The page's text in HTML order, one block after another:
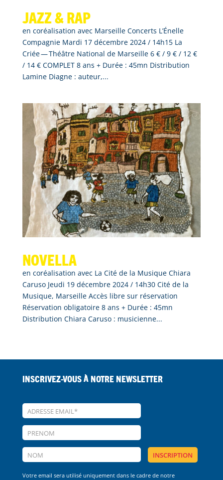
Jazz & Rap
en coréalisation avec Marseille Concerts L’Énelle
Compagnie Mardi 17 décembre 2024 / 14h15 La
Criée — Théâtre National de Marseille 6 € / 9 € / 12 €
/ 14 € COMPLET 8 ans + Durée : 45mn Distribution
Lamine Diagne : auteur,...
Novella
en coréalisation avec La Cité de la Musique Chiara
Caruso Jeudi 19 décembre 2024 / 14h30 Cité de la
Musique, Marseille Accès libre sur réservation
Réservation obligatoire 8 ans + Durée : 45mn
Distribution Chiara Caruso : musicienne...
Inscrivez-vous à notre Newsletter
Votre email sera utilisé uniquement dans le cadre de notre